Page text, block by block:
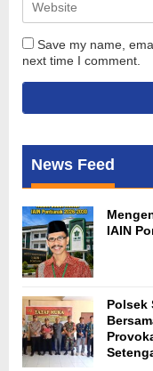
Save my name,
next time I comment.
News Feed
IAIN
Polsek